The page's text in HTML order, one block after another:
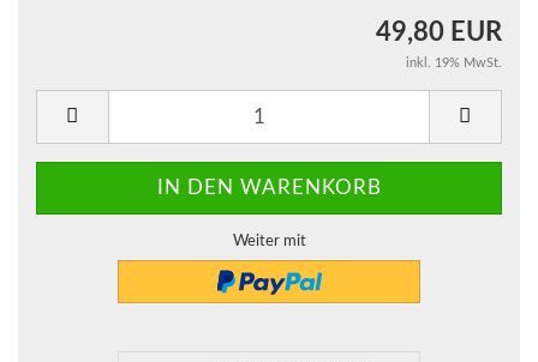
49,80 EUR
inkl. 19% MwSt.
Weiter mit